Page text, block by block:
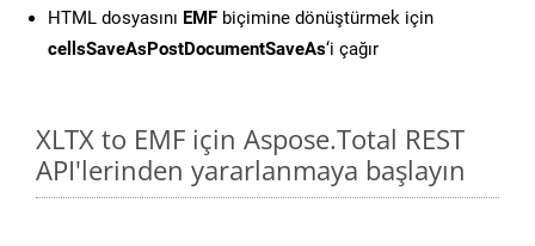
HTML dosyasını EMF biçimine dönüştürmek için
cellsSaveAsPostDocumentSaveAs‘i çağır
XLTX to EMF için Aspose.Total REST
API'lerinden yararlanmaya başlayın